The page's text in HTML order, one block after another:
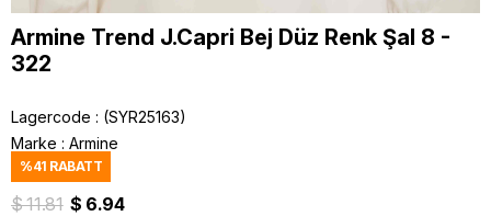
Armine Trend J.Capri Bej Düz Renk Şal 8 -
322
Lagercode
(SYR25163)
Marke : Armine
%41 RABATT
$ 11.81 $ 6.94